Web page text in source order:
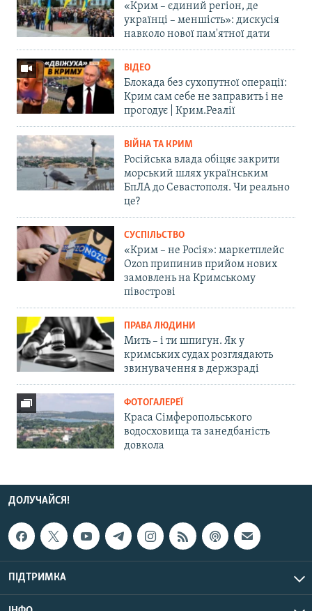
«Крим – єдиний регіон, де
українці – меншість»: дискусія
навколо нової пам'ятної дати
ВІДЕО
Блокада без сухопутної операції:
Крим сам себе не заправить і не
прогодує | Крим.Реалії
ВІЙНА ТА КРИМ
Російська влада обіцяє закрити
морський шлях українським
БпЛА до Севастополя. Чи реально
це?
СУСПІЛЬСТВО
«Крим – не Росія»: маркетплейс
Ozon припинив прийом нових
замовлень на Кримському
півострові
ПРАВА ЛЮДИНИ
Мить – і ти шпигун. Як у
кримських судах розглядають
звинувачення в держзраді
ФОТОГАЛЕРЕЇ
Краса Сімферопольського
водосховища та занедбаність
довкола
ДОЛУЧАЙСЯ!
ПІДТРИМКА